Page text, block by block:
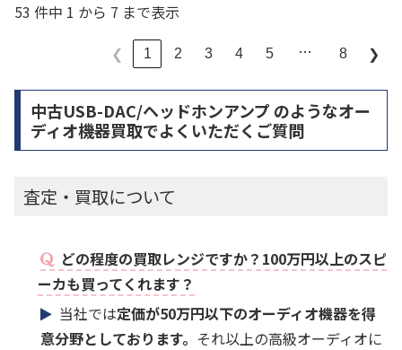
53 件中 1 から 7 まで表示
❮ 1 2 3 4 5 … 8 ❯
中古USB-DAC/ヘッドホンアンプ のようなオー
ディオ機器買取でよくいただくご質問
査定・買取について
どの程度の買取レンジですか？100万円以上のスピ
ーカも買ってくれます？
当社では定価が50万円以下のオーディオ機器を得
意分野としております。 それ以上の高級オーディオに